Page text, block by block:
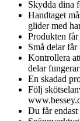
Skydda dina
Handtaget
glider med
Produkten får
Små delar
Kontrollera
delar
En skadad
Följ
Du får